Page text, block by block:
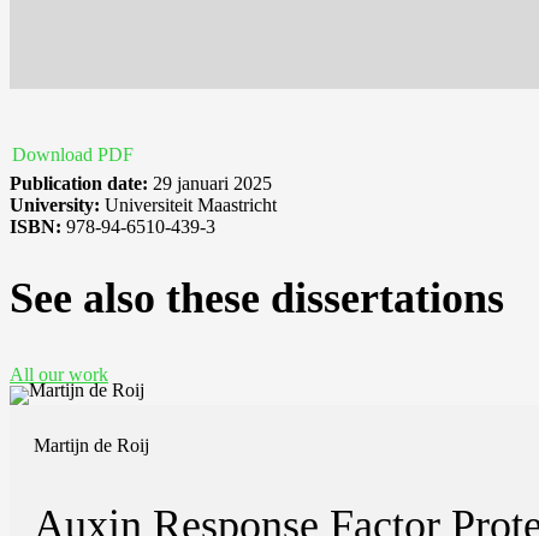
Download PDF
Publication date: 29 januari 2025
University: Universiteit Maastricht
ISBN: 978-94-6510-439-3
See also these dissertations
All our work
Martijn de Roij
Auxin Response Factor